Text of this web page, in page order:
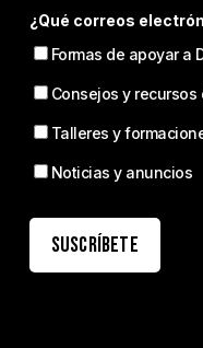
¿Qué correos
Formas de apoyar a
Consejos y recursos
Talleres y
Noticias y anuncios